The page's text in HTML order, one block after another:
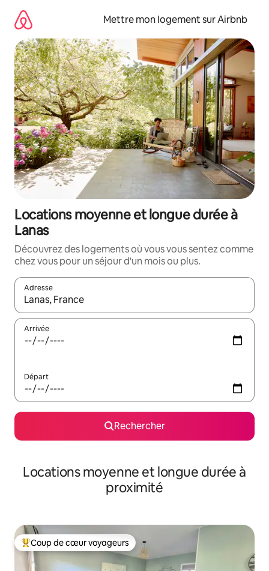
directement
contenu
Mettre mon logement sur Airbnb
Locations moyenne et longue durée à
Lanas
Découvrez des logements où vous vous sentez comme
chez vous pour un séjour d'un mois ou plus.
Adresse
Lorsque les résultats s'affichent, utilisez les flèches vers le
Arrivée
Départ
Rechercher
Locations moyenne et longue durée à
proximité
Coups de cœur voyageurs les plus appréciés
Coup de cœur voyageurs